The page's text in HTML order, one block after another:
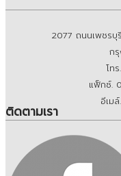
2077 ถนนเพชรบุ
ก
โท
แฟ็กซ์.
อีเม
ติดตามเรา